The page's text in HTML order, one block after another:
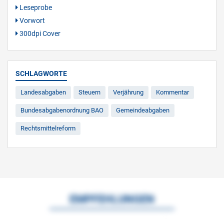
Leseprobe
Vorwort
300dpi Cover
SCHLAGWORTE
Landesabgaben Steuern Verjährung Kommentar
Bundesabgabenordnung BAO Gemeindeabgaben
Rechtsmittelreform
EMPFEHLUNGEN